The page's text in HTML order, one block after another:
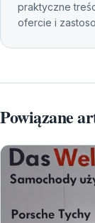
praktyczne
ofercie i
Powiązane